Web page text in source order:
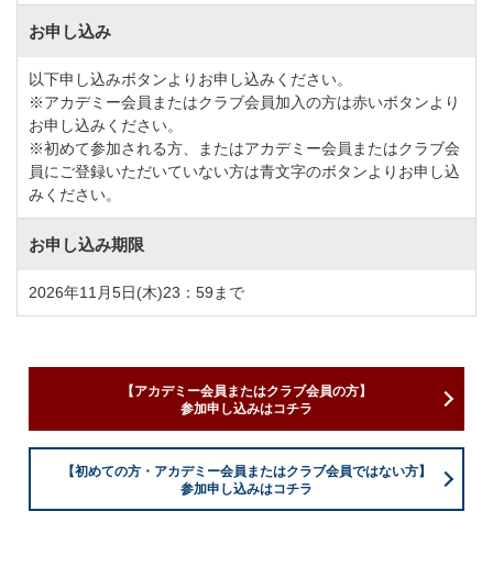
お申し込み
以下申し込みボタンよりお申し込みください。
※アカデミー会員またはクラブ会員加入の方は赤いボタンより
お申し込みください。
※初めて参加される方、またはアカデミー会員またはクラブ会
員にご登録いただいていない方は青文字のボタンよりお申し込
みください。
お申し込み期限
2026年11月5日(木)23：59まで
【アカデミー会員またはクラブ会員の方】
参加申し込みはコチラ
【初めての方・アカデミー会員またはクラブ会員ではない方】
参加申し込みはコチラ